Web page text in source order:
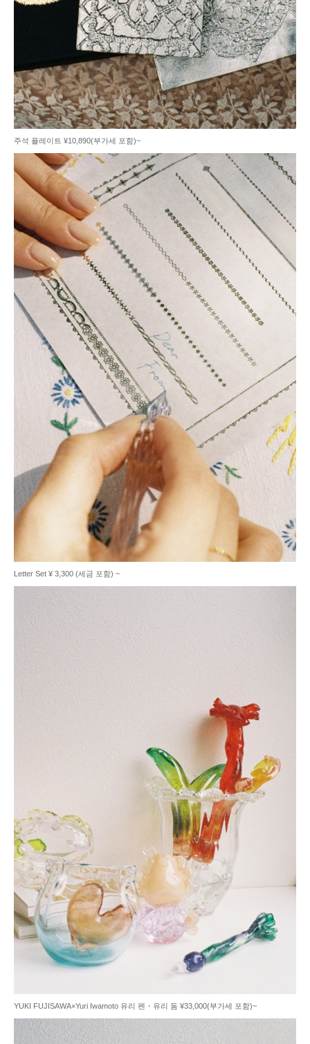
주석 플레이트 ¥10,890(부가세 포함)~
Letter Set ¥ 3,300 (세금 포함) ~
YUKI FUJISAWA×Yuri Iwamoto 유리 펜・유리 돔 ¥33,000(부가세 포함)~